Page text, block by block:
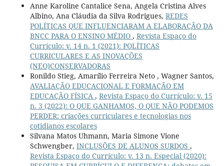
Anne Karoline Cantalice Sena, Angela Cristina Alves
Albino, Ana Cláudia da Silva Rodrigues, REDES
POLÍTICAS QUE INFLUENCIARAM A ELABORAÇÃO DA
BNCC PARA O ENSINO MÉDIO , Revista Espaço do
Currículo: v. 14 n. 1 (2021): POLÍTICAS
CURRICULARES E AS INOVAÇÕES
(NEO)CONSERVADORAS
Ronildo Stieg, Amarílio Ferreira Neto , Wagner Santos,
AVALIAÇÃO EDUCACIONAL E FORMAÇÃO EM
EDUCAÇÃO FÍSICA , Revista Espaço do Currículo: v. 15
n. 3 (2022): O QUE GANHAMOS, O QUE NÃO PODEMOS
PERDER: criações curriculares e tecnologias nos
cotidianos escolares
Silvana Matos Uhmann, Maria Simone Vione
Schwengber, INCLUSÕES DE ALUNOS SURDOS ,
Revista Espaço do Currículo: v. 13 n. Especial (2020):